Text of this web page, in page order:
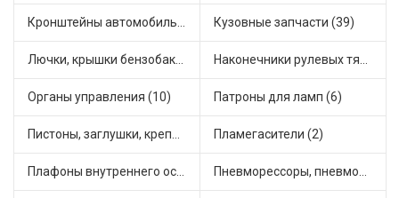
Кронштейны автомобильные (1) Кузовные запчасти (39)
Лючки, крышки бензобака (7) Наконечники рулевых тяг (12)
Органы управления (10) Патроны для ламп (6)
Пистоны, заглушки, крепежные элементы (7) Пламегасители (2)
Плафоны внутреннего освещения (1) Пневморессоры, пневмоподушки (1)